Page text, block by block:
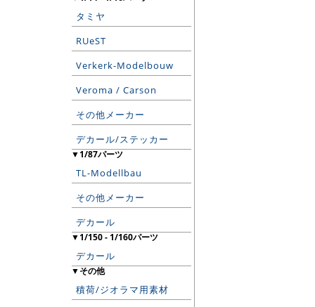
タミヤ
RUeST
Verkerk-Modelbouw
Veroma / Carson
その他メーカー
デカール/ステッカー
▼1/87パーツ
TL-Modellbau
その他メーカー
デカール
▼1/150 - 1/160パーツ
デカール
▼その他
積荷/ジオラマ用素材